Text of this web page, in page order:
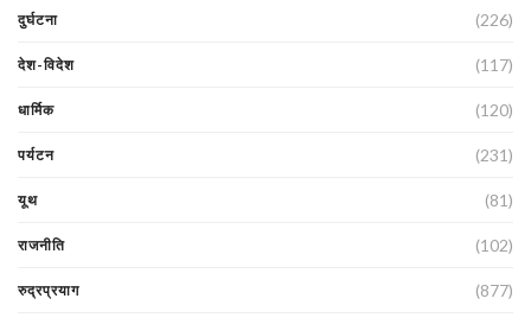
दुर्घटना (226)
देश-विदेश (117)
धार्मिक (120)
पर्यटन (231)
यूथ (81)
राजनीति (102)
रुद्रप्रयाग (877)